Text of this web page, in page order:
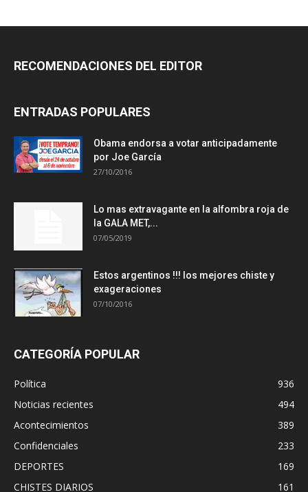
RECOMENDACIONES DEL EDITOR
ENTRADAS POPULARES
Obama endorsa a votar anticipadamente
por Joe García
27/10/2016
Lo mas extravagante en la alfombra roja de
la GALA MET,...
07/05/2019
Estos argentinos !!! los mejores chiste y
exageraciones
07/10/2016
CATEGORÍA POPULAR
Política
936
Noticias recientes
494
Acontecimientos
389
Confidenciales
233
DEPORTES
169
CHISTES DIARIOS
161